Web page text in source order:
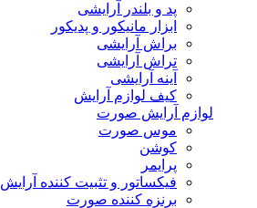
پد و بلندر آرایشی
ابزار مانیکور و پدیکور
براش آرایشی
تراش آرایشی
آینه آرایشی
کیف لوازم آرایش
لوازم آرایش صورت
موس صورت
کوشن
پرایمر
فیکساتور و تثبیت کننده آرایش
برنزه کننده صورت